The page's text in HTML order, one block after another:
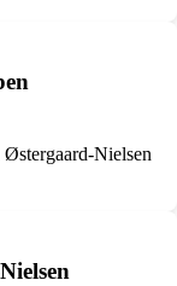
Nielsen